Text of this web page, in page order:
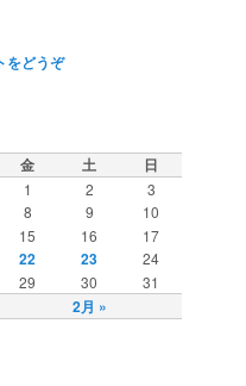
をどうぞ
金 土 日
2月 »
1 2
3
8 9
10
15 16 17
22 23
24
29 30 31